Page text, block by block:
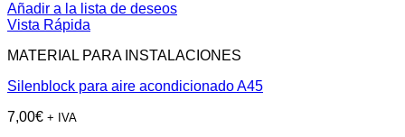
Añadir a la lista de deseos
Vista Rápida
MATERIAL PARA INSTALACIONES
Silenblock para aire acondicionado A45
7,00€ + IVA